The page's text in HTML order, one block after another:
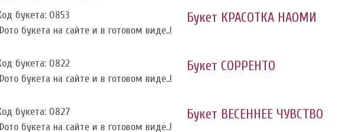
букета: 0853
букета на сайте и в готовом виде..!
Букет КРАСОТКА НАОМИ
букета: 0822
букета на сайте и в готовом виде..!
Букет СОРРЕНТО
букета: 0827
букета на сайте и в готовом виде..!
Букет ВЕСЕННЕЕ ЧУВСТВО